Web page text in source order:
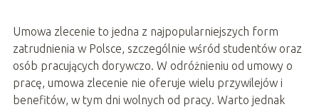
Umowa zlecenie to jedna z najpopularniejszych form
zatrudnienia w Polsce, szczególnie wśród studentów oraz
osób pracujących dorywczo. W odróżnieniu od umowy o
pracę, umowa zlecenie nie oferuje wielu przywilejów i
benefitów, w tym dni wolnych od pracy. Warto jednak